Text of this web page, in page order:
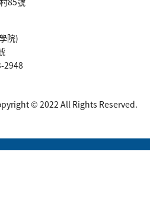
院)
2948
© 2022 All Rights Reserved.